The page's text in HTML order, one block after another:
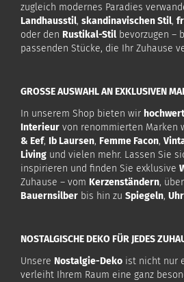
zugleich modernes Paradies
Landhausstil, skandinavischen Stil,
oder den Rustikal-Stil bevorzugen –
passenden Stücke, die Ihr Zuhause
GROSSE AUSWAHL AN EXKLUSIVEN
In unserem Shop bieten wir
Interieur von renommierten Marken
& Eef, Ib Laursen, Femme Facon,
Living und vielen mehr. Lassen Sie
inspirieren und finden Sie exklusive
Zuhause – vom Kerzenständern, über
Bauernsilber bis hin zu Spiegeln,
NOSTALGISCHE DEKO FÜR JEDES
Unsere Nostalgie-Deko ist nicht nur
verleiht Ihrem Raum eine ganz